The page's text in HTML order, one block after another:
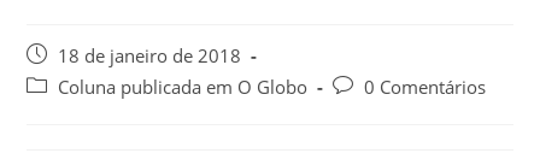
18 de janeiro de 2018
Coluna publicada em O Globo
0 Comentários